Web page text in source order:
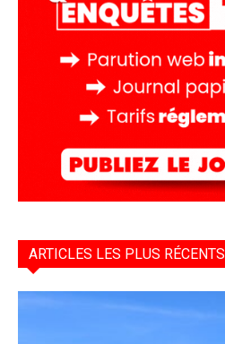
ARTICLES LES PLUS RÉCENTS